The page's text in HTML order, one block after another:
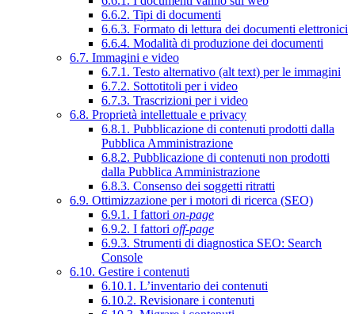
6.6.2. Tipi di documenti
6.6.3. Formato di lettura dei documenti elettronici
6.6.4. Modalità di produzione dei documenti
6.7. Immagini e video
6.7.1. Testo alternativo (alt text) per le immagini
6.7.2. Sottotitoli per i video
6.7.3. Trascrizioni per i video
6.8. Proprietà intellettuale e privacy
6.8.1. Pubblicazione di contenuti prodotti dalla
Pubblica Amministrazione
6.8.2. Pubblicazione di contenuti non prodotti
dalla Pubblica Amministrazione
6.8.3. Consenso dei soggetti ritratti
6.9. Ottimizzazione per i motori di ricerca (SEO)
6.9.1. I fattori on-page
6.9.2. I fattori off-page
6.9.3. Strumenti di diagnostica SEO: Search
Console
6.10. Gestire i contenuti
6.10.1. L’inventario dei contenuti
6.10.2. Revisionare i contenuti